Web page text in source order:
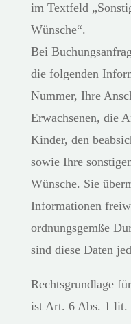
im Textfeld
Wünsche“.
Bei
die folgenden
Nummer, Ihre
Erwachsenen, die
Kinder, den
sowie Ihre
Wünsche. Sie
Informationen
ordnungsgemße
sind diese Daten
Rechtsgrundlage
ist Art. 6 Abs. 1